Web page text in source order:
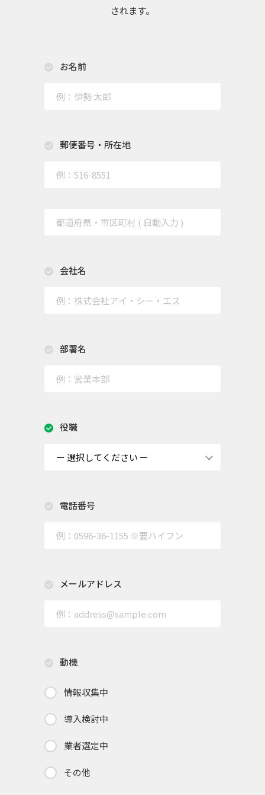
されます。
お名前
郵便番号・所在地
会社名
部署名
役職
電話番号
メールアドレス
動機
情報収集中
導入検討中
業者選定中
その他